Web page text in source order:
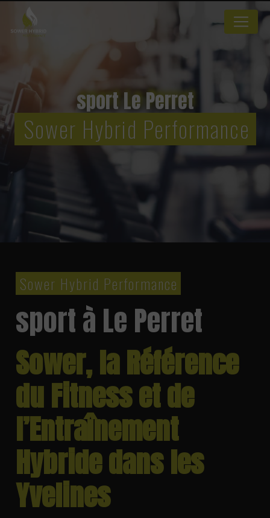
sport Le Perret
Sower Hybrid Performance
Sower Hybrid Performance
sport à Le Perret
Sower, la Référence
du Fitness et de
l’Entraînement
Hybride dans les
Yvelines